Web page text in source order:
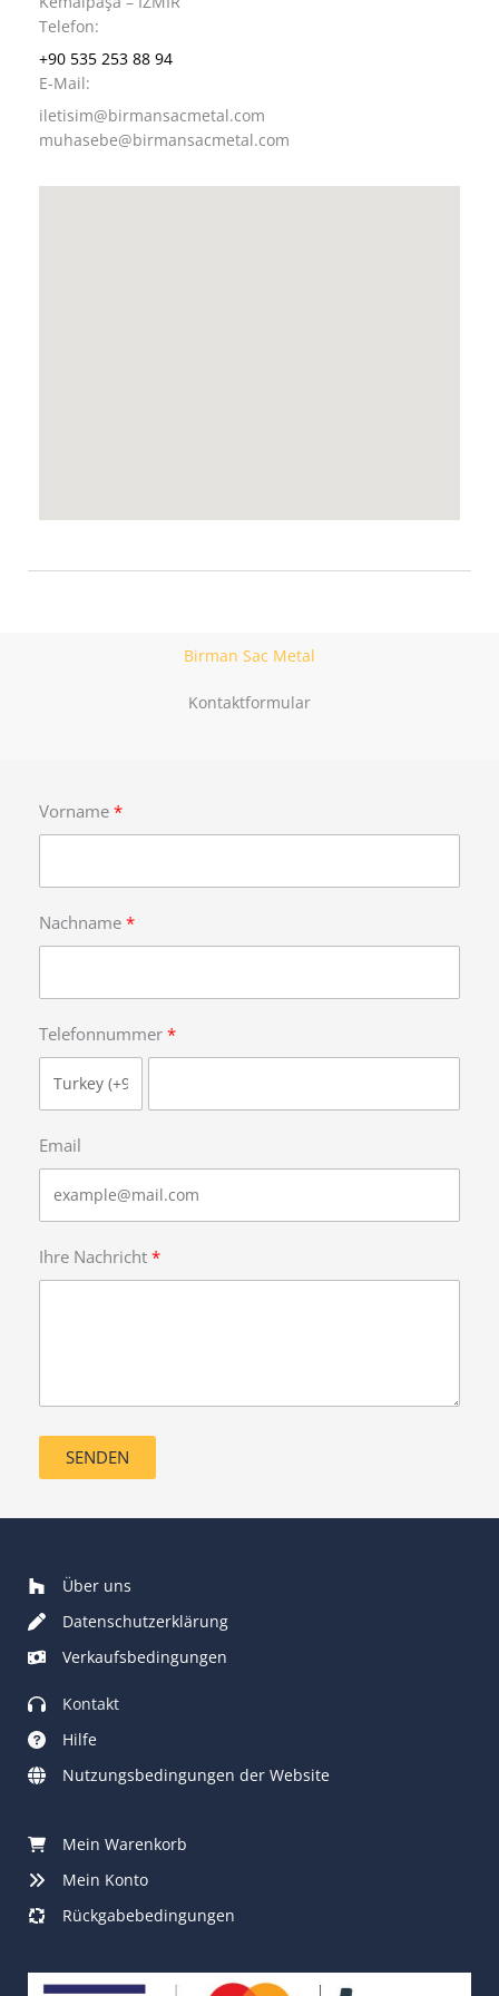
Telefon:
+90 535 253 88 94
E-Mail:
iletisim@birmansacmetal.com
muhasebe@birmansacmetal.com
Birman Sac Metal
Kontaktformular
Vorname
Nachname
Telefonnummer
Email
Ihre Nachricht
SENDEN
Über uns
Datenschutzerklärung
Verkaufsbedingungen
Kontakt
Hilfe
Nutzungsbedingungen der Website
Mein Warenkorb
Mein Konto
Rückgabebedingungen